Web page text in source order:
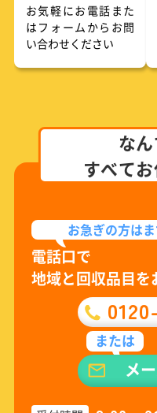
お気軽にお電話また
はフォームからお問
い合わせください
なん
すべてお
お急ぎの方は
電話口で
地域と回収品目を
または
メ